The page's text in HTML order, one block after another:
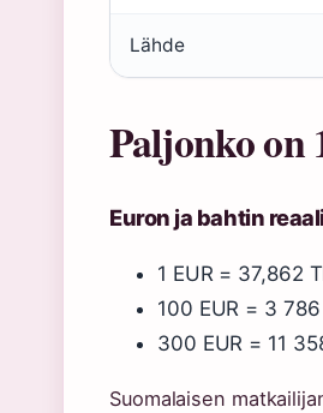
Lähde
Paljonko on
Euron ja bahtin
1 EUR = 37,862
100 EUR = 3
300 EUR = 11
Suomalaisen